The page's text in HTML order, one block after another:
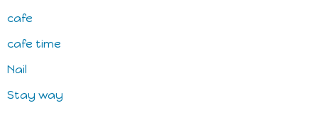
cafe
cafe time
Nail
Stay way